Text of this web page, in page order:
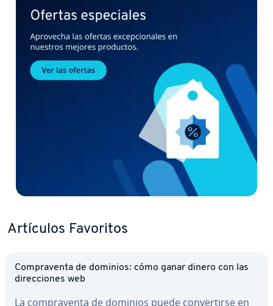
Artículos Favoritos
Co­m­pra­ve­n­ta de dominios: cómo ganar dinero con las
di­re­c­cio­nes web
La co­m­pra­ve­n­ta de dominios puede co­n­ve­r­ti­r­se en